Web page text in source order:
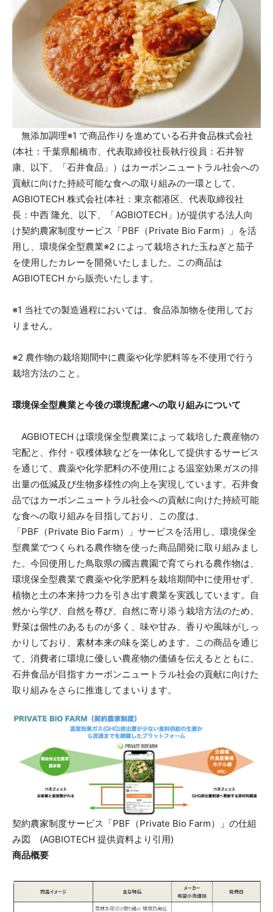
無添加調理※1 で商品作りを進めている石井食品株式会社
(本社：千葉県船橋市、代表取締役社長執行役員：石井智
康、以下、「石井食品」）はカーボンニュートラル社会への
貢献に向けた持続可能な食への取り組みの一環として、
AGBIOTECH 株式会社(本社：東京都港区、代表取締役社
長：中西 隆允、以下、「AGBIOTECH」)が提供する法人向
け契約農家制度サービス「PBF（Private Bio Farm）」を活
用し、環境保全型農業※2 によって栽培された玉ねぎと茄子
を使用したカレーを開発いたしました。この商品は
AGBIOTECH から販売いたします。
※1 当社での製造過程においては、食品添加物を使用してお
りません。
※2 農作物の栽培期間中に農薬や化学肥料等を不使用で行う
栽培方法のこと。
環境保全型農業と今後の環境配慮への取り組みについて
AGBIOTECH は環境保全型農業によって栽培した農産物の
宅配と、作付・収穫体験などを一体化して提供するサービス
を通じて、農薬や化学肥料の不使用による温室効果ガスの排
出量の低減及び生物多様性の向上を実現しています。石井食
品ではカーボンニュートラル社会への貢献に向けた持続可能
な食への取り組みを目指しており、この度は、
「PBF（Private Bio Farm）」サービスを活用し、環境保全
型農業でつくられる農作物を使った商品開発に取り組みまし
た。今回使用した鳥取県の國吉農園で育てられる農作物は、
環境保全型農業で農薬や化学肥料を栽培期間中に使用せず、
植物と土の本来持つ力を引き出す農業を実践しています。自
然から学び、自然を尊び、自然に寄り添う栽培方法のため、
野菜は個性のあるものが多く、味や甘み、香りや風味がしっ
かりしており、素材本来の味を楽しめます。この商品を通じ
て、消費者に環境に優しい農産物の価値を伝えるとともに、
石井食品が目指すカーボンニュートラル社会の貢献に向けた
取り組みをさらに推進してまいります。
契約農家制度サービス「PBF（Private Bio Farm）」の仕組
み図 (AGBIOTECH 提供資料より引用)
商品概要